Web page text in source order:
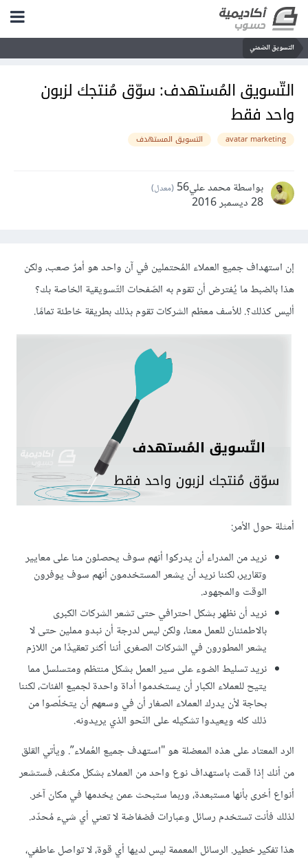
التسويق الضمني
التّسويق المُستهدف: سوّق مُنتجك لزبون
واحد فقط
avatar marketing التسويق المستهدف
بواسطة محمد علي56 (معدل)
28 ديسمبر 2016
إن استهداف جميع العملاء المُحتملين في آن واحد هو أمرٌ صعب، ولكن
هذا بالضبط ما يُفترض أن تقوم به الصّفحات التّسويقية الخاصة بك؟
أليس كذلك؟. للأسف معظم الشركات تقوم بذلك بطريقة خاطئة تمامًا.
أمثلة حول الأمر:
نريد من المدراء أن يدركوا أنهم سوف يحصلون منا على معايير
وتقارير، لكننا نريد أن يشعر المستخدمون أنهم سوف يوفرون
الوقت والمجهود.
نريد أن نظهر بشكل احترافي حتى تشعر الشركات الكبرى
بالاطمئنان للعمل معنا، ولكن ليس لدرجة أن نبدو مملين حتى لا
يشعر المطورون في الشركات الصغرى أننا أكثر تعقيدًا من اللازم
نريد تسليط الضوء على سير العمل بشكل منتظم ومتسلسل مما
يتيح للعملاء الكبار أن يستخدموا أداة واحدة لجميع الفئات، لكننا
بحاجة لأن يدرك العملاء الصغار أن في وسعهم أن يتخلّصوا من
ذلك كله ويعيدوا تشكيله على النّحو الذي يريدونه.
الرد المعتاد على هذه المعضلة هو "استهدف جميع العُملاء”. ويأتي القلق
من أنك إذا قمت باستهداف نوع واحد من العملاء بشكل مكثف، فستشعر
أنواع أخرى بأنها مستبعدة، وربما ستبحث عمن يخدمها في مكان آخر.
لذلك فأنت تستخدم رسائل وعبارات فضفاضة لا تعني أي شيء مُحدّد.
هذا تفكير خطير. الرسائل المعممة ليس لديها أي قوة، لا تواصل عاطفي،